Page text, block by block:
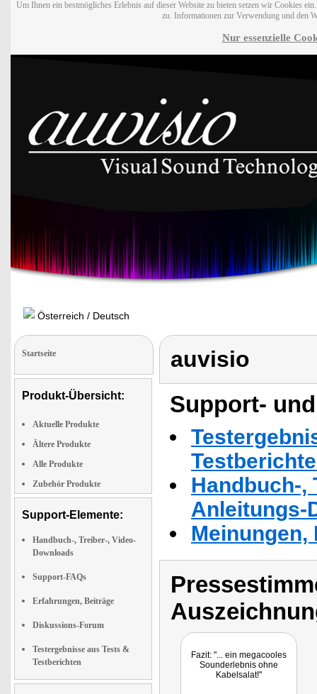
Um Ihnen ein bestmögliches Erlebnis auf dieser Website zu bieten setzen wir Cookies
zu. Informationen zur Verwendung und den
Nur essenzielle
Österreich / Deutsch
Startseite
Produkt-Übersicht:
Aktuelle Produkte
Ältere Produkte
Alle Produkte
Zubehör Produkte
Support-Elemente:
Handbuch-, Treiber-, Video-
Downloads
Support-FAQs
Erfahrungen, Beiträge
Diskussions-Forum
Testergebnisse aus Tests &
Testberichten
auvisio
Support-
Handbuch-,
Anleitungs-
Fazit: "... ein megacooles
Sounderlebnis ohne
Kabelsalat!"